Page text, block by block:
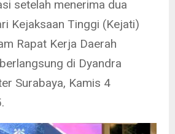
setelah menerima dua
Kejaksaan Tinggi (Kejati)
Rapat Kerja Daerah
di Dyandra
Surabaya, Kamis 4